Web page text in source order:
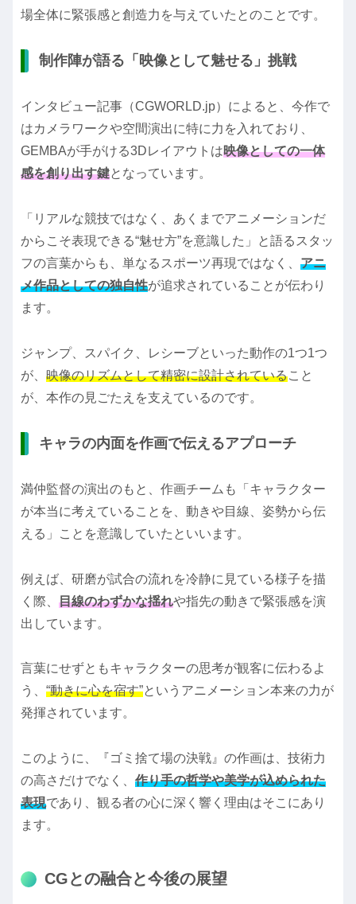
場全体に緊張感と創造力を与えていたとのことです。
制作陣が語る「映像として魅せる」挑戦
インタビュー記事（CGWORLD.jp）によると、今作で
はカメラワークや空間演出に特に力を入れており、
GEMBAが手がける3Dレイアウトは映像としての一体
感を創り出す鍵となっています。
「リアルな競技ではなく、あくまでアニメーションだ
からこそ表現できる“魅せ方”を意識した」と語るスタッ
フの言葉からも、単なるスポーツ再現ではなく、 アニ
メ作品としての独自性が追求されていることが伝わり
ます。
ジャンプ、スパイク、レシーブといった動作の1つ1つ
が、 映像のリズムとして精密に設計されていること
が、本作の見ごたえを支えているのです。
キャラの内面を作画で伝えるアプローチ
満仲監督の演出のもと、作画チームも「キャラクター
が本当に考えていることを、動きや目線、姿勢から伝
える」ことを意識していたといいます。
例えば、研磨が試合の流れを冷静に見ている様子を描
く際、 目線のわずかな揺れや指先の動きで緊張感を演
出しています。
言葉にせずともキャラクターの思考が観客に伝わるよ
う、 “動きに心を宿す”というアニメーション本来の力が
発揮されています。
このように、『ゴミ捨て場の決戦』の作画は、技術力
の高さだけでなく、 作り手の哲学や美学が込められた
表現であり、観る者の心に深く響く理由はそこにあり
ます。
CGとの融合と今後の展望